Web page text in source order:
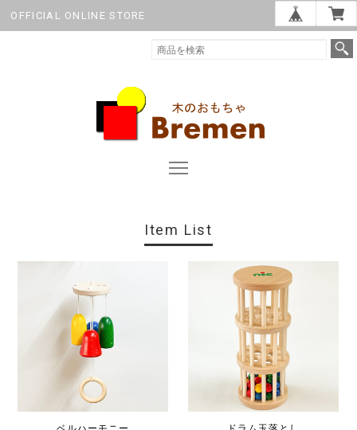
OFFICIAL ONLINE STORE
Item List